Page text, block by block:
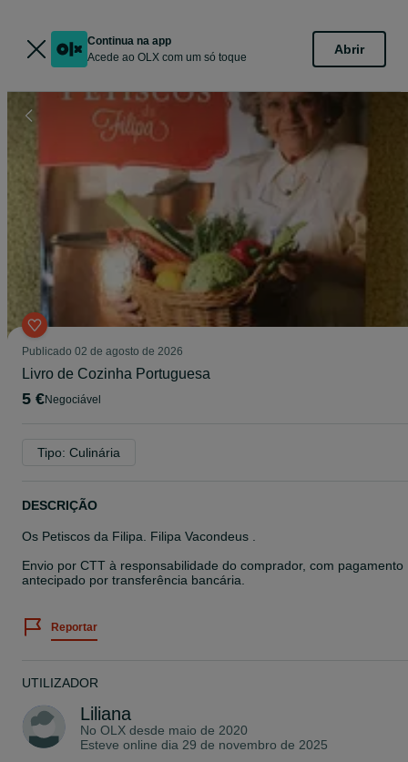
Continua na app
Acede ao OLX com um só toque
Abrir
Publicado 02 de agosto de 2026
Livro de Cozinha Portuguesa
5 € Negociável
Tipo: Culinária
DESCRIÇÃO
Os Petiscos da Filipa. Filipa Vacondeus .
Envio por CTT à responsabilidade do comprador, com pagamento
antecipado por transferência bancária.
Reportar
UTILIZADOR
Liliana
No OLX desde maio de 2020
Esteve online dia 29 de novembro de 2025